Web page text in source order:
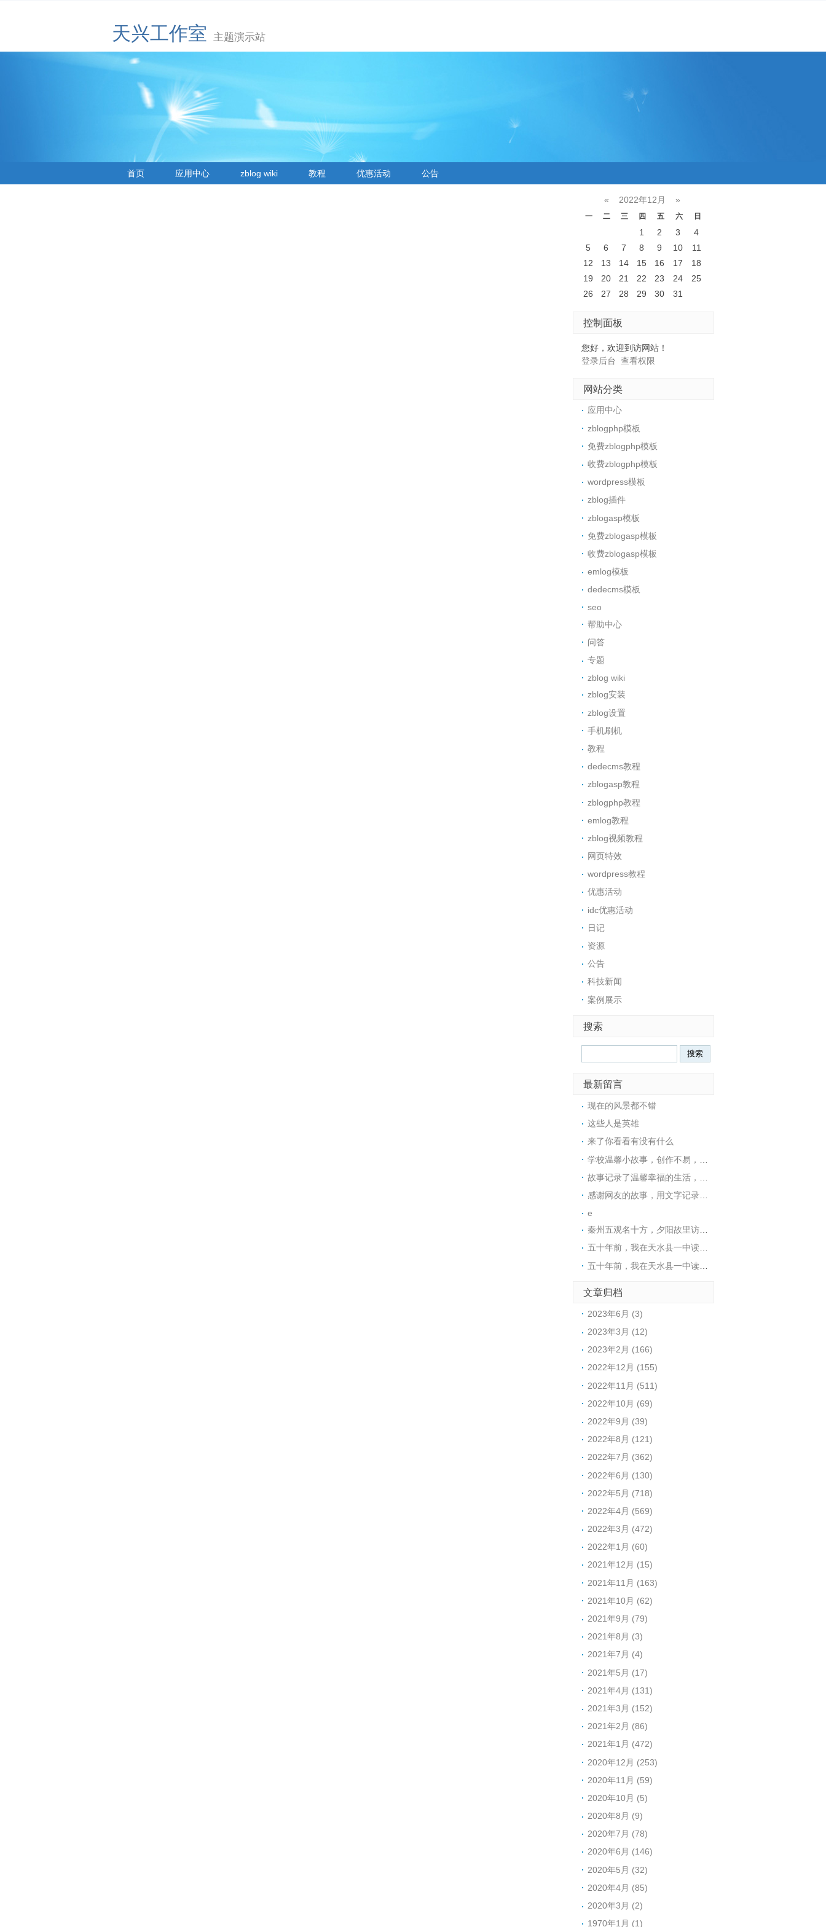
天兴工作室 主题演示站
首页 应用中心 zblog wiki 教程 优惠活动 公告
« 2022年12月 »
一 二 三 四 五 六 日
1 2 3
4
5
6 7 8 9 10
11
12
13 14 15 16 17
18
19
20 21 22 23 24
25
26
27 28 29 30 31
控制面板
您好，欢迎到访网站！
登录后台 查看权限
网站分类
应用中心
zblogphp模板
免费zblogphp模板
收费zblogphp模板
wordpress模板
zblog插件
zblogasp模板
免费zblogasp模板
收费zblogasp模板
emlog模板
dedecms模板
seo
帮助中心
问答
专题
zblog wiki
zblog安装
zblog设置
手机刷机
教程
dedecms教程
zblogasp教程
zblogphp教程
emlog教程
zblog视频教程
网页特效
wordpress教程
优惠活动
idc优惠活动
日记
资源
公告
科技新闻
案例展示
搜索
最新留言
现在的风景都不错
这些人是英雄
来了你看看有没有什么
e
秦州五观名十方，夕阳故里访玉阳。
五十年前，我在天水县一中读初中，王煜老师代过课，后来他当了副校长。昨晚突发奇想，在网上查询，一个是天水小学语文老师张健（小学名称名字忘了，只记得学校在北道阜），一个是天水县一中的马玉花，是我初中的班主任，好像刚结婚，一个就是王煜。张健老师身体不太好，不知道还在不在，马玉花老师现在应该有70岁了。
文章归档
2023年6月 (3)
2023年3月 (12)
2023年2月 (166)
2022年12月 (155)
2022年11月 (511)
2022年10月 (69)
2022年9月 (39)
2022年8月 (121)
2022年7月 (362)
2022年6月 (130)
2022年5月 (718)
2022年4月 (569)
2022年3月 (472)
2022年1月 (60)
2021年12月 (15)
2021年11月 (163)
2021年10月 (62)
2021年9月 (79)
2021年8月 (3)
2021年7月 (4)
2021年5月 (17)
2021年4月 (131)
2021年3月 (152)
2021年2月 (86)
2021年1月 (472)
2020年12月 (253)
2020年11月 (59)
2020年10月 (5)
2020年8月 (9)
2020年7月 (78)
2020年6月 (146)
2020年5月 (32)
2020年4月 (85)
2020年3月 (2)
1970年1月 (1)